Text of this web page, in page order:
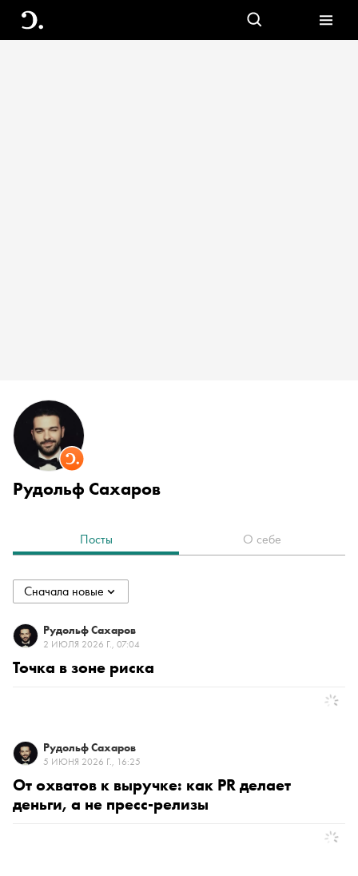
Рудольф Сахаров
Посты О себе
Сначала новые
collapsed
Сначала новые
Сначала старые
Рудольф Сахаров
2 ИЮЛЯ 2026 Г., 07:04
Точка в зоне риска
Рудольф Сахаров
5 ИЮНЯ 2026 Г., 16:25
От охватов к выручке: как PR делает
деньги, а не пресс-релизы